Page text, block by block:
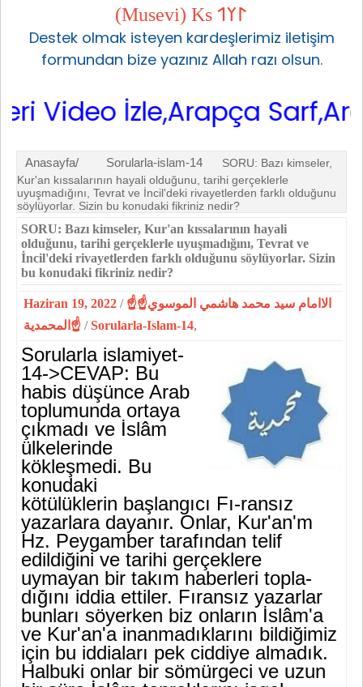
(Musevi) Ks 𐰃𐰠𐰯
Destek olmak isteyen kardeşlerimiz iletişim
formundan bize yazınız Allah razı olsun.
İzle,Arapça Sarf,Arapça
Anasayfa/ Sorularla-islam-14
SORU: Bazı kimseler,
Kur'an kıssalarının hayali olduğunu, tarihi gerçeklerle
uyuşmadığını, Tevrat ve İncil'deki rivayetlerden farklı olduğunu
söylüyorlar. Sizin bu konudaki fikriniz nedir?
SORU: Bazı kimseler, Kur'an kıssalarının hayali
olduğunu, tarihi gerçeklerle uyuşmadığını, Tevrat ve
İncil'deki rivayetlerden farklı olduğunu söylüyorlar. Sizin
bu konudaki fikriniz nedir?
Haziran 19, 2022 / ☝الاامام سيد محمد هاشمي الموسوي☝
المحمدية☝ /Sorularla-Islam-14,
Sorularla islamiyet-
14->CEVAP: Bu
habis düşünce Arab
toplumunda ortaya
çıkmadı ve İs­lâm
ülkelerinde
kökleşmedi. Bu
konudaki
kötülüklerin başlangıcı Fı-ransız
yazarlara dayanır. Onlar, Kur'an'm
Hz. Peygamber tarafından telif
edildiğini ve tarihi gerçeklere
uymayan bir takım haberleri topla­
dığını iddia ettiler. Fıransız yazarlar
bunları söyerken biz onların İs­lâm'a
ve Kur'an'a inanmadıklarını bildiğimiz
için bu iddiaları pek cid­diye almadık.
Halbuki onlar bir sömürgeci ve uzun